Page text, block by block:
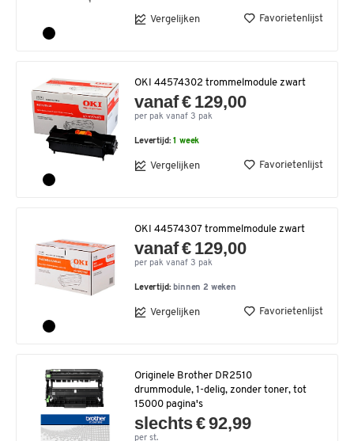
Vergelijken Favorietenlijst
OKI 44574302 trommelmodule zwart
vanaf € 129,00
per pak vanaf 3 pak
Levertijd:1 week
Vergelijken Favorietenlijst
OKI 44574307 trommelmodule zwart
vanaf € 129,00
per pak vanaf 3 pak
Levertijd: binnen 2 weken
Vergelijken Favorietenlijst
Originele Brother DR2510
drummodule, 1-delig, zonder toner, tot
15000 pagina's
slechts € 92,99
per st.